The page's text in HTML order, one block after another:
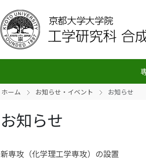
ホーム お知らせ・イベント お知らせ
お知らせ
新専攻（化学理工学専攻）の設置